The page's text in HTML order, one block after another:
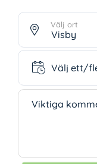
Välj ort
Välj ett/
Välj ett/
Viktiga